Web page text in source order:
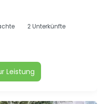
2 Unterkünfte
Leistung